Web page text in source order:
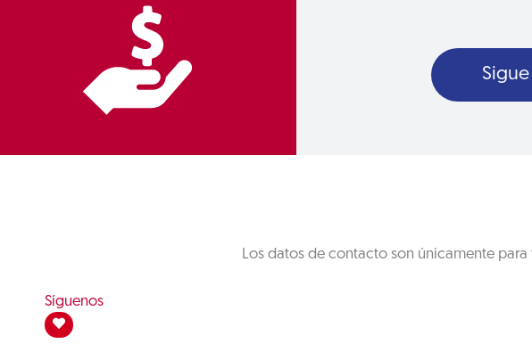
Los datos de contacto son únicamente
Síguenos